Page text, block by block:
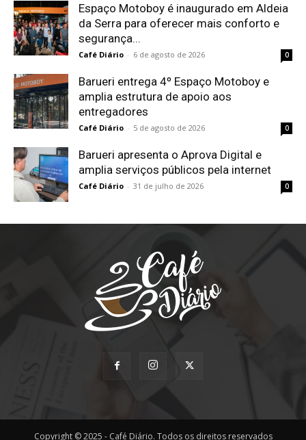
Espaço Motoboy é inaugurado em Aldeia
da Serra para oferecer mais conforto e
segurança...
Café Diário - 6 de agosto de 2026 0
Barueri entrega 4º Espaço Motoboy e
amplia estrutura de apoio aos
entregadores
Café Diário - 5 de agosto de 2026 0
Barueri apresenta o Aprova Digital e
amplia serviços públicos pela internet
Café Diário - 31 de julho de 2026 0
Copyright © 2025 - Café Diário. Todos os direitos reservados